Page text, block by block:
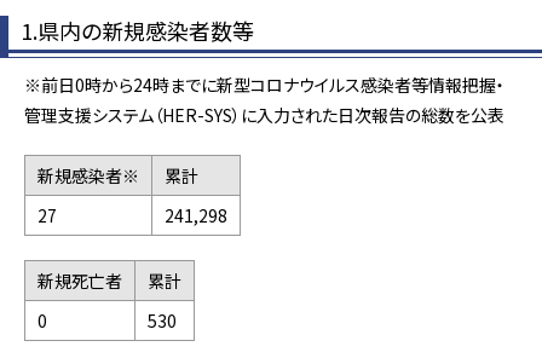
1.県内の新規感染者数等
※前日0時から24時までに新型コロナウイルス感染者等情報把握・
管理支援システム（HER-SYS）に入力された日次報告の総数を公表
新規感染者※
累計
27
241,298
新規死亡者
累計
0
530